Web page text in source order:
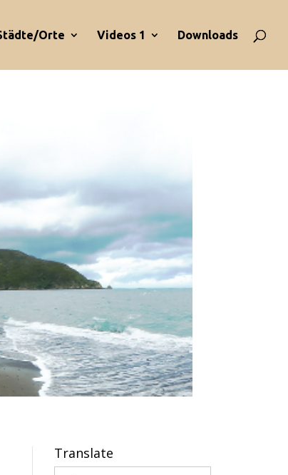
Orte Videos 1 Downloads
Translate